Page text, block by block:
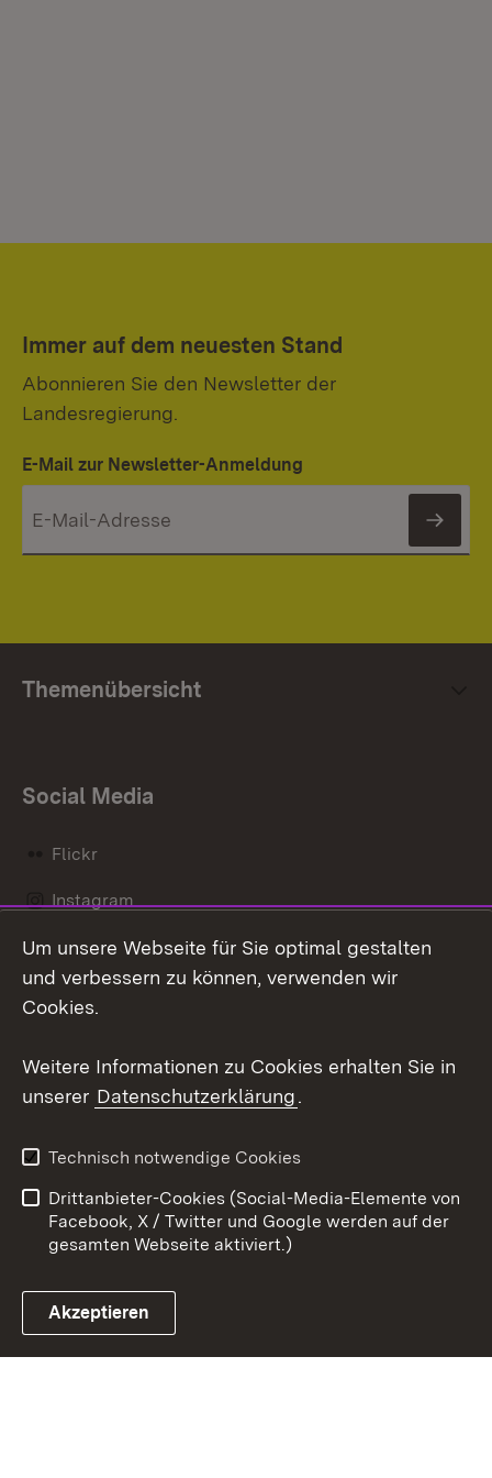
Immer auf dem neuesten Stand
Abonnieren Sie den Newsletter der
Landesregierung.
E-Mail zur Newsletter-Anmeldung
Themenübersicht
Social Media
Flickr
Instagram
Social Wall
Link zum Landesportal
Barrierefreiheit
Benutzungshinweise
Impressum
Cookies
Um unsere Webseite für Sie optimal gestalten
und verbessern zu können, verwenden wir
Cookies.
Weitere Informationen zu Cookies erhalten Sie in
unserer Datenschutzerklärung.
Technisch notwendige Cookies
Drittanbieter-Cookies (Social-Media-Elemente von
Facebook, X / Twitter und Google werden auf der
gesamten Webseite aktiviert.)
Akzeptieren